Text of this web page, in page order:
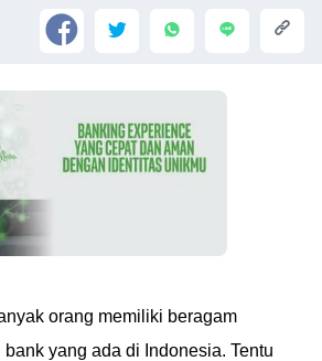
orang memiliki beragam
yang ada di Indonesia. Tentu